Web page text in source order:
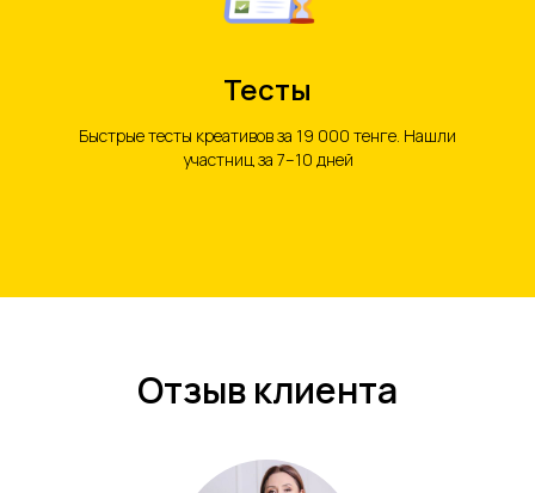
Тесты
Быстрые тесты креативов за 19 000 тенге. Нашли
участниц за 7–10 дней
Отзыв клиента